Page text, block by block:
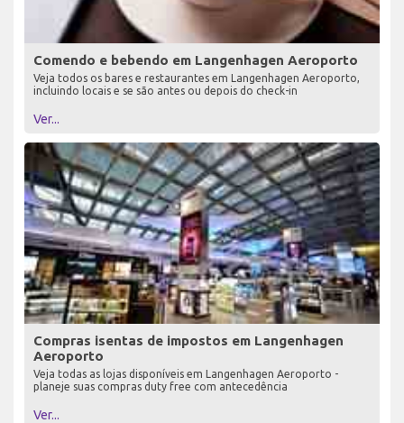
Comendo e bebendo em Langenhagen Aeroporto
Veja todos os bares e restaurantes em Langenhagen Aeroporto,
incluindo locais e se são antes ou depois do check-in
Ver...
Compras isentas de impostos em Langenhagen
Aeroporto
Veja todas as lojas disponíveis em Langenhagen Aeroporto -
planeje suas compras duty free com antecedência
Ver...